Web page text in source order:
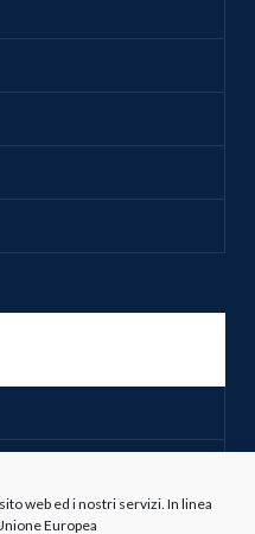
web ed i nostri servizi. In linea
Europea